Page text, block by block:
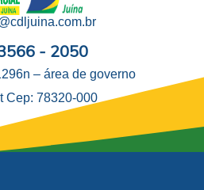
- 2050
– área de governo
Cep: 78320-000